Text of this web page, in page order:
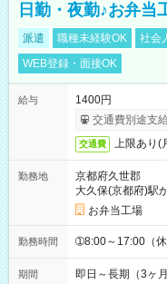
日勤・夜勤♪お弁当
派遣 職種未経験OK 社会
WEB登録・面接OK
給与
1400円
交通費別途支
交通費 上限あり(
勤務地
京都府久世郡
大久保(京都府)駅
お弁当工場
勤務時間 ➀8:00～17:00（
期間 即日～長期（3ヶ月